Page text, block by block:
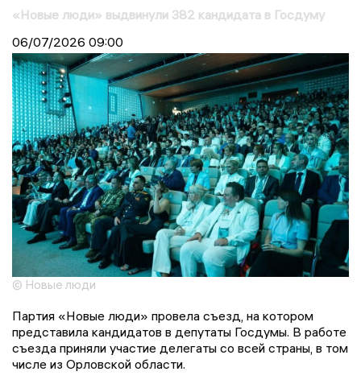
«Новые люди» выдвинули 382 кандидата в Госдуму
06/07/2026 09:00
© Новые люди
Партия «Новые люди» провела съезд, на котором
представила кандидатов в депутаты Госдумы. В работе
съезда приняли участие делегаты со всей страны, в том
числе из Орловской области.